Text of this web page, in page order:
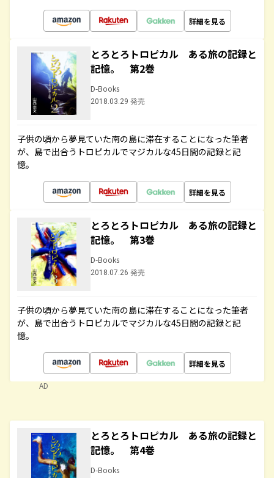
詳細を見る
とろとろトロピカル ある旅の記録と
記憶。 第2巻
D-Books
2018.03.29 発売
子供の頃から夢見ていた南の島に滞在することになった筆者
が、島で出合うトロピカルでマジカルな45日間の記録と記
憶。
詳細を見る
とろとろトロピカル ある旅の記録と
記憶。 第3巻
D-Books
2018.07.26 発売
子供の頃から夢見ていた南の島に滞在することになった筆者
が、島で出合うトロピカルでマジカルな45日間の記録と記
憶。
詳細を見る
AD
とろとろトロピカル ある旅の記録と
記憶。 第4巻
D-Books